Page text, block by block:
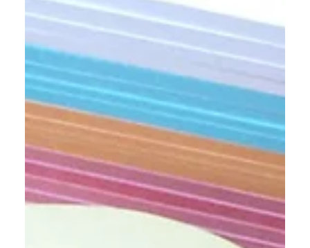
Visualisierungsrepertoire auf. Konkrete Kniffe:
Überschriften einrahmen, Schatten setzen, max.
drei Farben pro Chart + Pastellkreide für schnelle
Akzente.